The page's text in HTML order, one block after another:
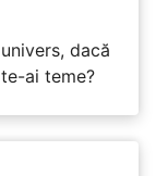
dacă
ai teme?